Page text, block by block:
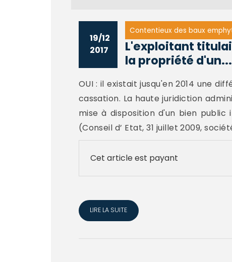
19/12
2017
Contentieux des baux
L'exploitant
la propriété d'un...
OUI : il existait jusqu'en 2014 une
cassation. La haute juridiction
mise à disposition d'un bien
(Conseil d’ Etat, 31 juillet 2009,
Cet article est payant
LIRE LA SUITE